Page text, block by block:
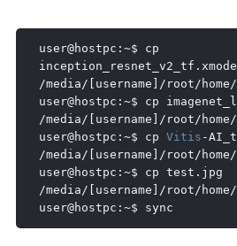
user@hostpc :~$ cp
inception_resnet_v2_tf .
/media/[ username ]/ root/ home/
user@hostpc :~$ cp
/media/[ username ]/ root/ home/
user@hostpc :~$ cp Vitis -
/media/[ username ]/ root/ home/
user@hostpc :~$ cp test .
/media/[ username ]/ root/ home/
user@hostpc :~$ sync